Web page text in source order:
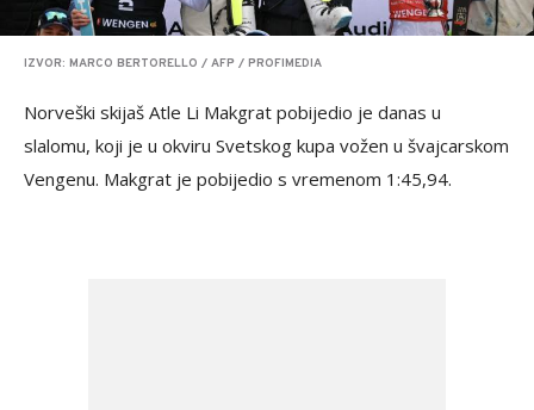
IZVOR: MARCO BERTORELLO / AFP / PROFIMEDIA
Norveški skijaš Atle Li Makgrat pobijedio je danas u
slalomu, koji je u okviru Svetskog kupa vožen u švajcarskom
Vengenu. Makgrat je pobijedio s vremenom 1:45,94.